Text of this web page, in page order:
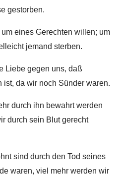
gestorben.
eines Gerechten willen; um
jemand sterben.
Liebe gegen uns, daß
ist, da wir noch Sünder waren.
durch ihn bewahrt werden
durch sein Blut gerecht
sind durch den Tod seines
waren, viel mehr werden wir